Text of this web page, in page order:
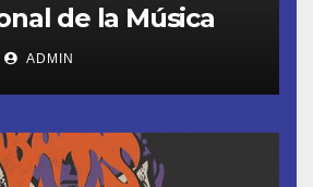
de la Música
lanzamientos
ADMIN